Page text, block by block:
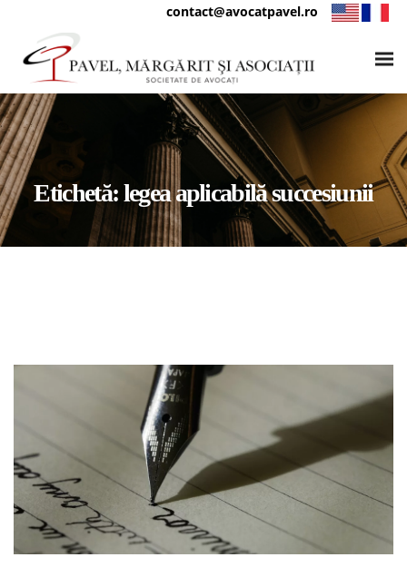
contact@avocatpavel.ro
Etichetă:legea aplicabilă succesiunii